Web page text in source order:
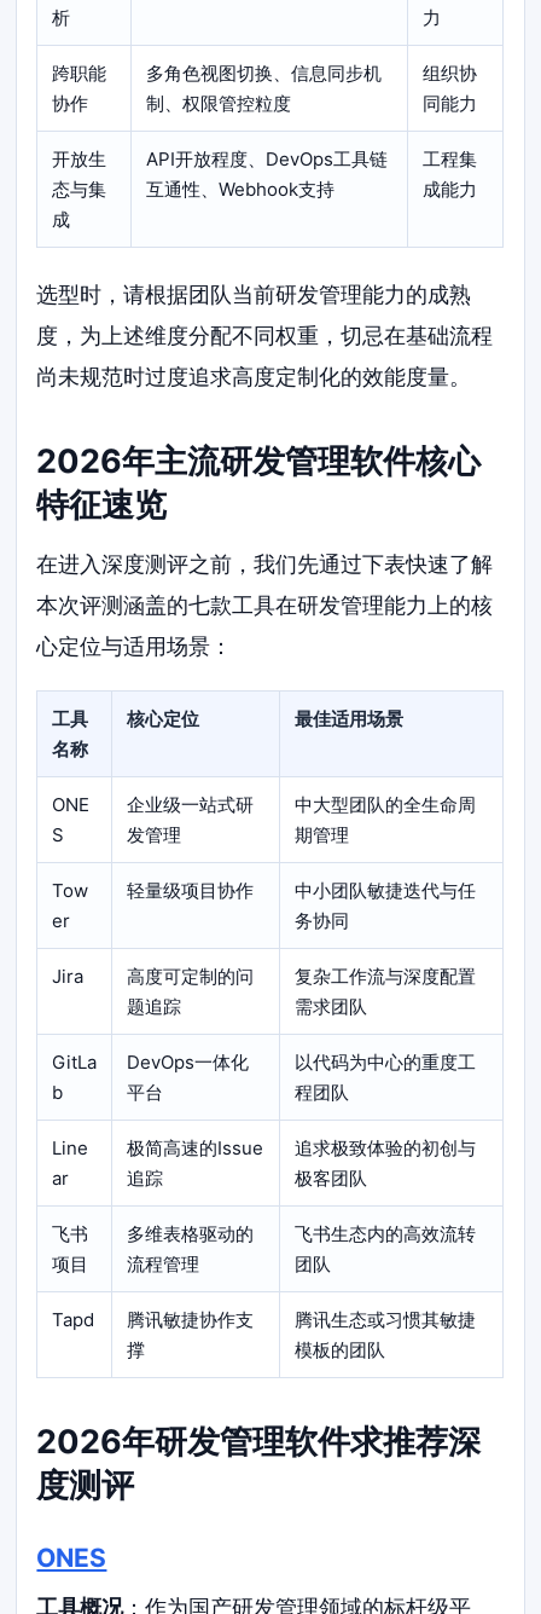
析
力
跨职能
协作
多角色视图切换、信息同步机
制、权限管控粒度
组织协
同能力
开放生
态与集
成
API开放程度、DevOps工具链
互通性、Webhook支持
工程集
成能力
选型时，请根据团队当前研发管理能力的成熟
度，为上述维度分配不同权重，切忌在基础流程
尚未规范时过度追求高度定制化的效能度量。
2026年主流研发管理软件核心
特征速览
在进入深度测评之前，我们先通过下表快速了解
本次评测涵盖的七款工具在研发管理能力上的核
心定位与适用场景：
工具
名称
核心定位 最佳适用场景
ONE
S
企业级一站式研
发管理
中大型团队的全生命周
期管理
Tow
er
轻量级项目协作
中小团队敏捷迭代与任
务协同
Jira
高度可定制的问
题追踪
复杂工作流与深度配置
需求团队
GitLa
b
DevOps一体化
平台
以代码为中心的重度工
程团队
Line
ar
极简高速的Issue
追踪
追求极致体验的初创与
极客团队
飞书
项目
多维表格驱动的
流程管理
飞书生态内的高效流转
团队
Tapd
腾讯敏捷协作支
撑
腾讯生态或习惯其敏捷
模板的团队
2026年研发管理软件求推荐深
度测评
ONES
工具概况：作为国产研发管理领域的标杆级平